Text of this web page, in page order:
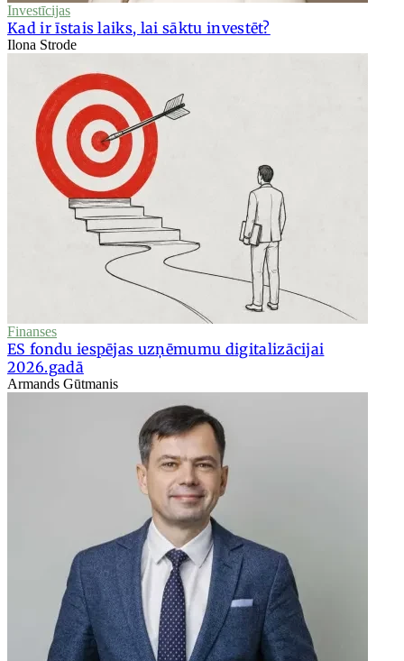
Investīcijas
Kad ir īstais laiks, lai sāktu investēt?
Ilona Strode
Finanses
ES fondu iespējas uzņēmumu digitalizācijai
2026.gadā
Armands Gūtmanis